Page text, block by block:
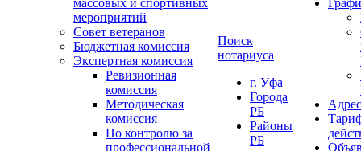
мероприятий
Совет ветеранов
Бюджетная комиссия
Экспертная комиссия
Ревизионная
комиссия
Методическая
комиссия
По контролю за
профессиональной
Поиск
нотариуса
г. Уфа
Города
РБ
Районы
РБ